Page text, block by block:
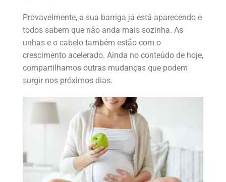
Provavelmente, a sua barriga já está aparecendo e
todos sabem que não anda mais sozinha. As
unhas e o cabelo também estão com o
crescimento acelerado. Ainda no conteúdo de hoje,
compartilhamos outras mudanças que podem
surgir nos próximos dias.